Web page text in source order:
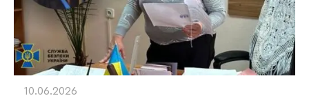
10.06.2026